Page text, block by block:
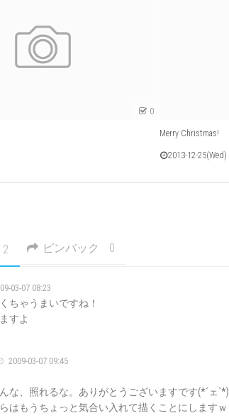
0
Merry Christmas!
2013-12-25(Wed)
2 ピンバック 0
03-07 08:23
ちゃうまいですね！
すよ
2009-03-07 09:45
な、照れるな。ありがとうございますです(*´ェ`*)
はもうちょっと気合い入れて描くことにしますｗ